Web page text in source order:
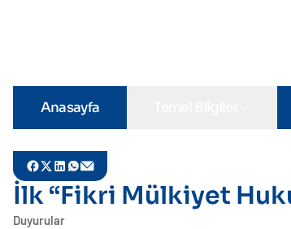
Anasayfa
İlk “Fikri Mülkiyet
Duyurular